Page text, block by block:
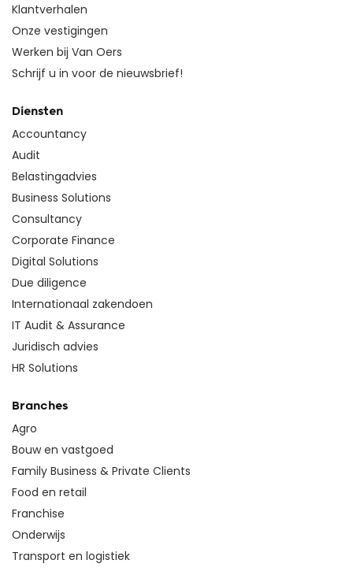
Klantverhalen
Onze vestigingen
Werken bij Van Oers
Schrijf u in voor de nieuwsbrief!
Diensten
Accountancy
Audit
Belastingadvies
Business Solutions
Consultancy
Corporate Finance
Digital Solutions
Due diligence
Internationaal zakendoen
IT Audit & Assurance
Juridisch advies
HR Solutions
Branches
Agro
Bouw en vastgoed
Family Business & Private Clients
Food en retail
Franchise
Onderwijs
Transport en logistiek